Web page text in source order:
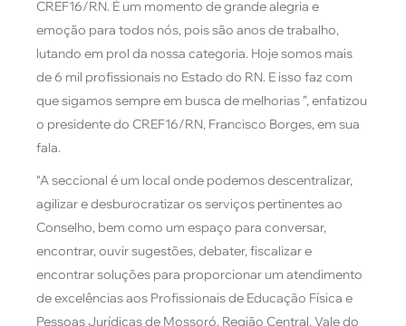
CREF16/RN. É um momento de grande alegria e
emoção para todos nós, pois são anos de trabalho,
lutando em prol da nossa categoria. Hoje somos mais
de 6 mil profissionais no Estado do RN. E isso faz com
que sigamos sempre em busca de melhorias ”, enfatizou
o presidente do CREF16/RN, Francisco Borges, em sua
fala.
“A seccional é um local onde podemos descentralizar,
agilizar e desburocratizar os serviços pertinentes ao
Conselho, bem como um espaço para conversar,
encontrar, ouvir sugestões, debater, fiscalizar e
encontrar soluções para proporcionar um atendimento
de excelências aos Profissionais de Educação Física e
Pessoas Jurídicas de Mossoró, Região Central, Vale do